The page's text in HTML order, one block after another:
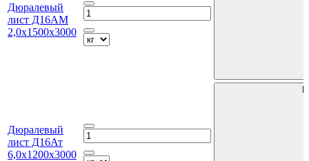
Дюралевый
лист Д16АМ
2,0х1500х3000
Дюралевый
лист Д16Ат
6,0х1200х3000